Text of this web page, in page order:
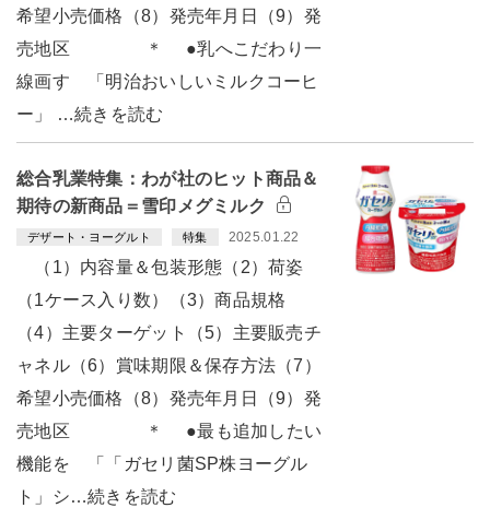
希望小売価格（8）発売年月日（9）発
売地区 ＊ ●乳へこだわり一
線画す 「明治おいしいミルクコーヒ
ー」 …続きを読む
総合乳業特集：わが社のヒット商品＆
期待の新商品＝雪印メグミルク
デザート・ヨーグルト 特集 2025.01.22
（1）内容量＆包装形態（2）荷姿
（1ケース入り数）（3）商品規格
（4）主要ターゲット（5）主要販売チ
ャネル（6）賞味期限＆保存方法（7）
希望小売価格（8）発売年月日（9）発
売地区 ＊ ●最も追加したい
機能を 「「ガセリ菌SP株ヨーグル
ト」シ…続きを読む